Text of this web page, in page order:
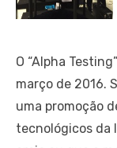
O “Alpha
março de 2016.
uma promoção
tecnológicos da